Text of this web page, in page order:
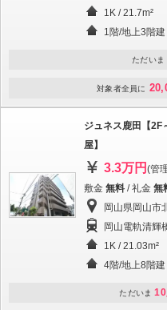
1K / 21.7m²
1階/地上3階建
ただいま
対象者全員に
ジュネス鹿田【2F
屋】
3.3万円 (管
敷金 無料 / 礼金 無
岡山県岡山市
岡山電軌清輝
1K / 21.03m²
4階/地上8階建
ただいま 10